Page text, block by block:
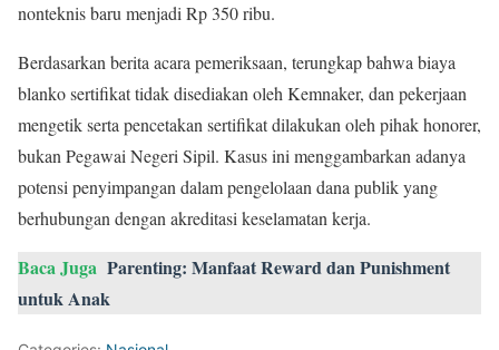
nonteknis baru menjadi Rp 350 ribu.
Berdasarkan berita acara pemeriksaan, terungkap bahwa biaya
blanko sertifikat tidak disediakan oleh Kemnaker, dan pekerjaan
mengetik serta pencetakan sertifikat dilakukan oleh pihak honorer,
bukan Pegawai Negeri Sipil. Kasus ini menggambarkan adanya
potensi penyimpangan dalam pengelolaan dana publik yang
berhubungan dengan akreditasi keselamatan kerja.
Baca Juga Parenting: Manfaat Reward dan Punishment
untuk Anak